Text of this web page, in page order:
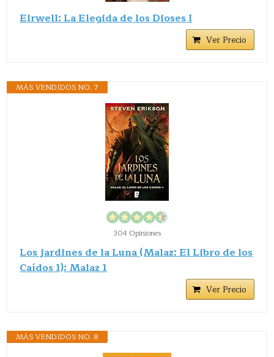
Eirwell: La Elegida de los Dioses I
Ver Precio
MÁS VENDIDOS NO. 7
304 Opiniones
Los jardines de la Luna (Malaz: El Libro de los
Caídos 1): Malaz 1
Ver Precio
MÁS VENDIDOS NO. 8